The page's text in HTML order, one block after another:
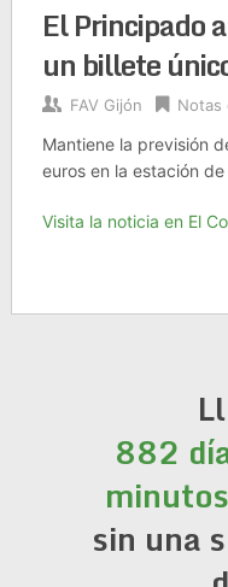
El Principado
un billete
FAV Gijón Notas
Mantiene la previsión
euros en la estación
Visita la noticia en El
882
sin una